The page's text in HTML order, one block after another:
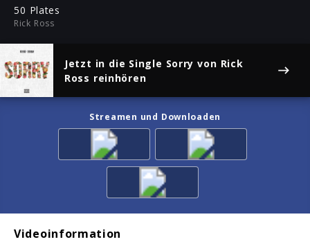
50 Plates
Rick Ross
Jetzt in die Single Sorry von Rick
Ross reinhören
Streamen und Downloaden
Videoinformation